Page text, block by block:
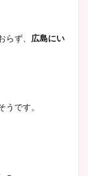
ず、 広島にい
うです。